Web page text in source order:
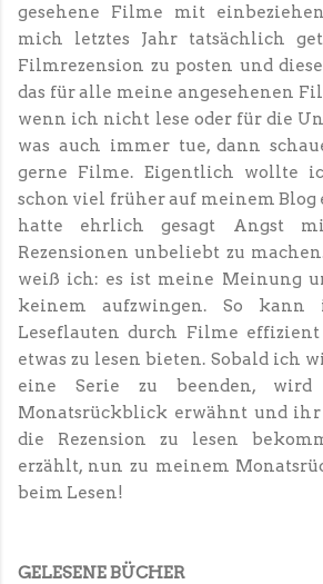
gesehene Filme mit
mich letztes Jahr tatsächlich
Filmrezension zu posten und
das für alle meine angesehenen
wenn ich nicht lese oder für die
was auch immer tue, dann
gerne Filme. Eigentlich wollte
schon viel früher auf meinem Blog
hatte ehrlich gesagt Angst
Rezensionen unbeliebt zu
weiß ich: es ist meine Meinung
keinem aufzwingen. So kann
Leseflauten durch Filme
etwas zu lesen bieten. Sobald ich
eine Serie zu beenden,
Monatsrückblick erwähnt und ihr
die Rezension zu lesen
erzählt, nun zu meinem
beim Lesen!
GELESENE BÜCHER